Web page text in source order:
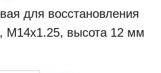
для восстановления
М14х1.25, высота 12 мм